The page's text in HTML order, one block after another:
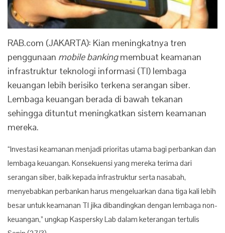
RAB.com (JAKARTA): Kian meningkatnya tren
penggunaan mobile bankingmembuat keamanan
infrastruktur teknologi informasi (TI) lembaga
keuangan lebih berisiko terkena serangan siber.
Lembaga keuangan berada di bawah tekanan
sehingga dituntut meningkatkan sistem keamanan
mereka.
“Investasi keamanan menjadi prioritas utama bagi perbankan dan
lembaga keuangan. Konsekuensi yang mereka terima dari
serangan siber, baik kepada infrastruktur serta nasabah,
menyebabkan perbankan harus mengeluarkan dana tiga kali lebih
besar untuk keamanan TI jika dibandingkan dengan lembaga non-
keuangan,” ungkap Kaspersky Lab dalam keterangan tertulis